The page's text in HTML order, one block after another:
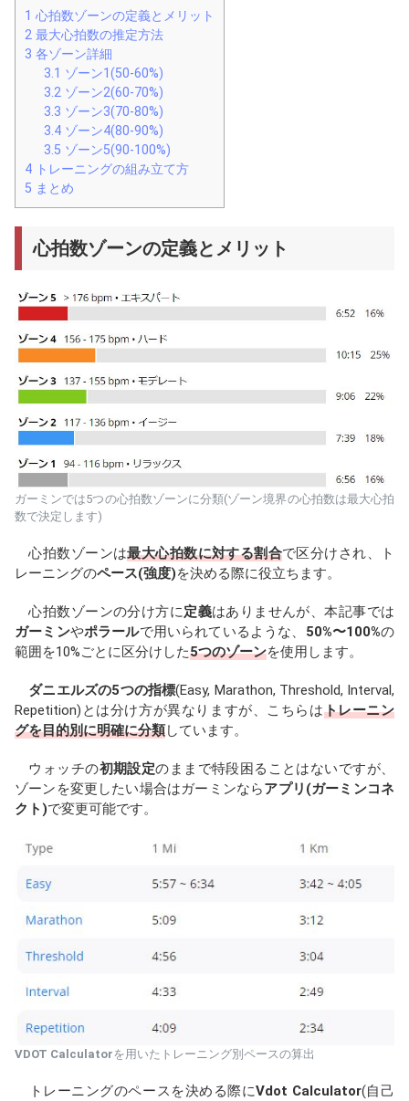
1 心拍数ゾーンの定義とメリット
2 最大心拍数の推定方法
3 各ゾーン詳細
3.1 ゾーン1(50-60%)
3.2 ゾーン2(60-70%)
3.3 ゾーン3(70-80%)
3.4 ゾーン4(80-90%)
3.5 ゾーン5(90-100%)
4 トレーニングの組み立て方
5 まとめ
心拍数ゾーンの定義とメリット
ガーミンでは5つの心拍数ゾーンに分類(ゾーン境界の心拍数は最大心拍
数で決定します)
心拍数ゾーンは最大心拍数に対する割合で区分けされ、ト
レーニングのペース(強度)を決める際に役立ちます。
心拍数ゾーンの分け方に定義はありませんが、本記事では
ガーミンやポラールで用いられているような、 50%〜100%の
範囲を10%ごとに区分けした5つのゾーンを使用します。
ダニエルズの5つの指標(Easy, Marathon, Threshold, Interval,
Repetition)とは分け方が異なりますが、こちらはトレーニン
グを目的別に明確に分類しています。
ウォッチの初期設定のままで特段困ることはないですが、
ゾーンを変更したい場合はガーミンならアプリ(ガーミンコネ
クト)で変更可能です。
VDOT Calculatorを用いたトレーニング別ペースの算出
トレーニングのペースを決める際にVdot Calculator(自己